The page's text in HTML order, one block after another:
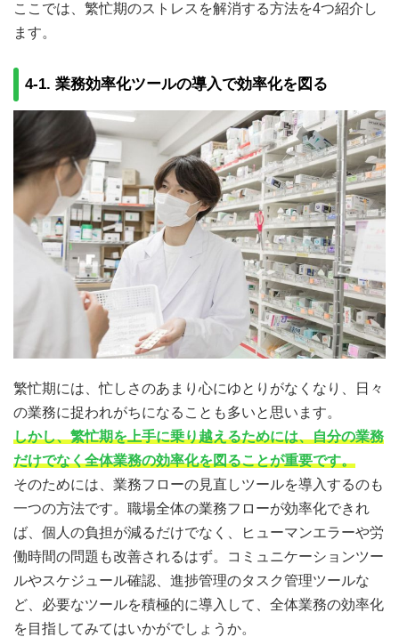
ここでは、繁忙期のストレスを解消する方法を4つ紹介し
ます。
4-1. 業務効率化ツールの導入で効率化を図る
繁忙期には、忙しさのあまり心にゆとりがなくなり、日々
の業務に捉われがちになることも多いと思います。
しかし、繁忙期を上手に乗り越えるためには、自分の業務
だけでなく全体業務の効率化を図ることが重要です。
そのためには、業務フローの見直しツールを導入するのも
一つの方法です。職場全体の業務フローが効率化できれ
ば、個人の負担が減るだけでなく、ヒューマンエラーや労
働時間の問題も改善されるはず。コミュニケーションツー
ルやスケジュール確認、進捗管理のタスク管理ツールな
ど、必要なツールを積極的に導入して、全体業務の効率化
を目指してみてはいかがでしょうか。